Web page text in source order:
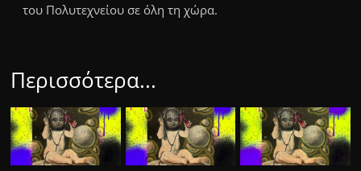
του Πολυτεχνείου σε όλη τη χώρα.
Περισσότερα...